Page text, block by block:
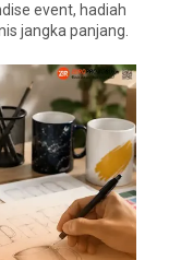
event, hadiah
jangka panjang.